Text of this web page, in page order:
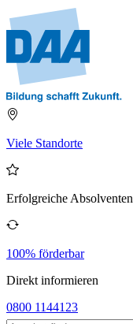
Viele Standorte
Erfolgreiche Absolventen
100% förderbar
Direkt informieren
0800 1144123